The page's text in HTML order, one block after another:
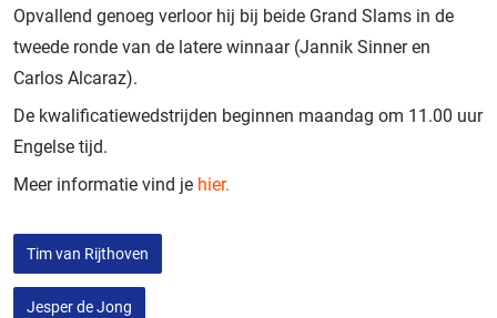
Opvallend genoeg verloor hij bij beide Grand Slams in de
tweede ronde van de latere winnaar (Jannik Sinner en
Carlos Alcaraz).
De kwalificatiewedstrijden beginnen maandag om 11.00 uur
Engelse tijd.
Meer informatie vind je hier.
Tim van Rijthoven
Jesper de Jong